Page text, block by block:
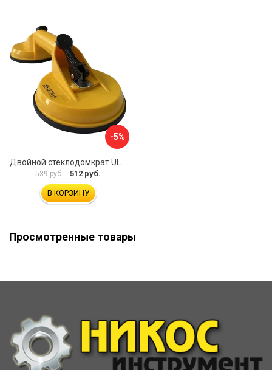
-5%
Двойной стеклодомкрат ULTIMA 2
539 руб. 512 руб.
В КОРЗИНУ
Просмотренные товары